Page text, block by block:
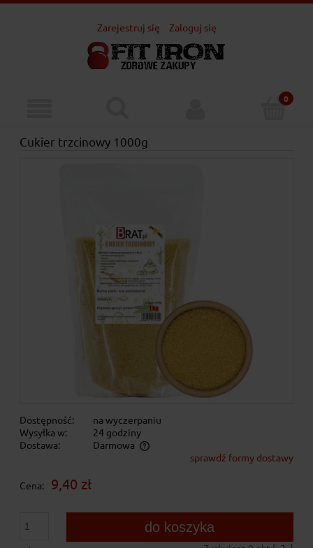
Zarejestruj się Zaloguj się
Cukier trzcinowy 1000g
Dostępność:
na wyczerpaniu
Wysyłka w:
24 godziny
Dostawa:
Darmowa
Cena nie zawiera ewentualnych kosztów płatnościsprawdź formy dostawy
Cena: 9,40 zł
do koszyka